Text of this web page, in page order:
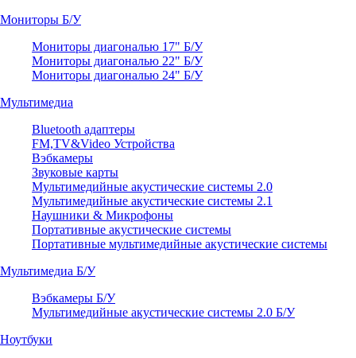
Мониторы Б/У
Мониторы диагональю 17" Б/У
Мониторы диагональю 22" Б/У
Мониторы диагональю 24" Б/У
Мультимедиа
Bluetooth адаптеры
FM,TV&Video Устройства
Вэбкамеры
Звуковые карты
Мультимедийные акустические системы 2.0
Мультимедийные акустические системы 2.1
Наушники & Микрофоны
Портативные акустические системы
Портативные мультимедийные акустические системы
Мультимедиа Б/У
Вэбкамеры Б/У
Мультимедийные акустические системы 2.0 Б/У
Ноутбуки